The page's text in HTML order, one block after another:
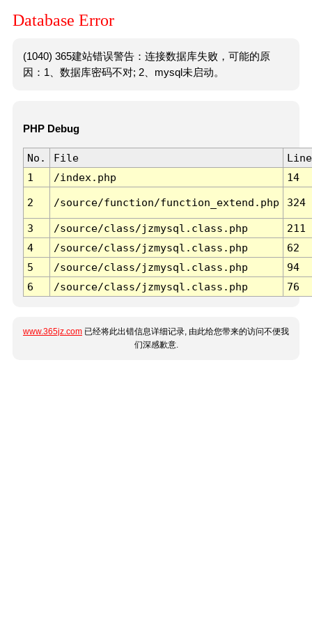
Database Error
(1040) 365建站错误警告：连接数据库失败，可能的原
因：1、数据库密码不对; 2、mysql未启动。
PHP Debug
No. File
Line
1
/index.php 14
2 /source/function/function_extend.php 324
3 /source/class/jzmysql.class.php
211
4
/source/class/jzmysql.class.php
62
5
/source/class/jzmysql.class.php
94
6
/source/class/jzmysql.class.php 76
www.365jz.com 已经将此出错信息详细记录, 由此给您带来的访问不便我
们深感歉意.